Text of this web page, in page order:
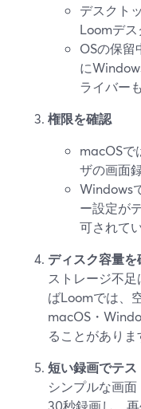
デスクト
Loomデス
OSの保留
に
ライバー
権限を確認
macOSで
ザの画面
Windows
ー設定が
可されて
ディスク容量を
ストレージ不
ばLoomでは、
macOS・
ることがありま
短い録画でテス
シンプルな画
30秒録画し、